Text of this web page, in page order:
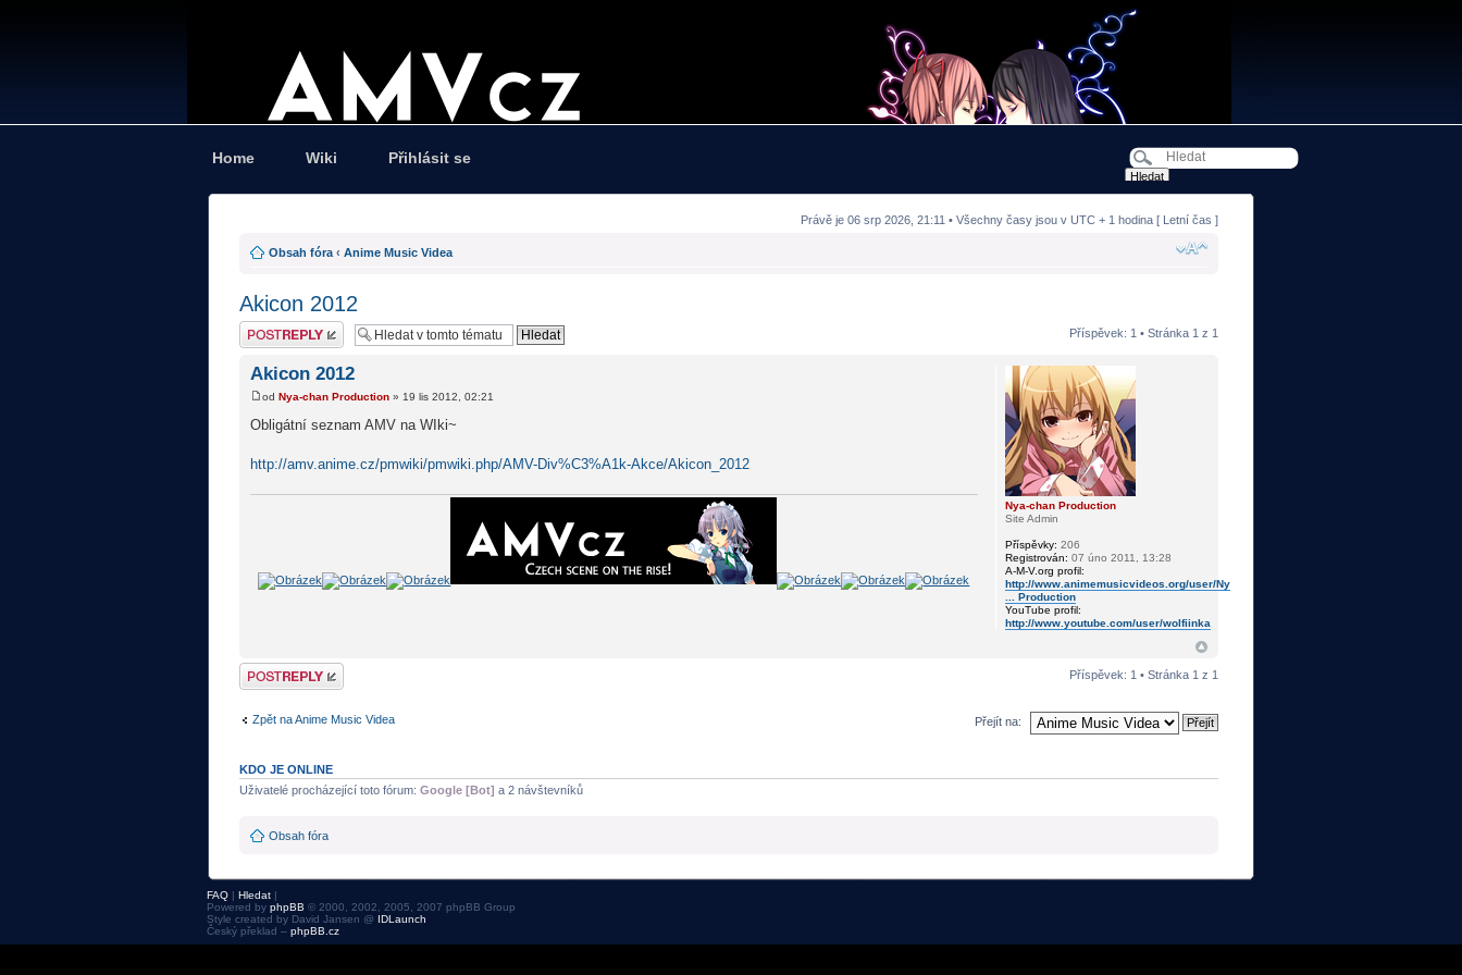
Home Wiki Přihlásit se
Právě je 06 srp 2026, 21:11 • Všechny časy jsou v UTC + 1 hodina [ Letní čas ]
Obsah fóra ‹ Anime Music Videa
Akicon 2012
Odeslat odpověď Příspěvek: 1 • Stránka 1 z 1
Akicon 2012
od Nya-chan Production » 19 lis 2012, 02:21
Obligátní seznam AMV na WIki~
http://amv.anime.cz/pmwiki/pmwiki.php/AMV-Div%C3%A1k-Akce/Akicon_2012
Nya-chan Production
Site Admin
Příspěvky: 206
Registrován: 07 úno 2011, 13:28
A-M-V.org profil:
http://www.animemusicvideos.org/user/Ny
... Production
YouTube profil:
http://www.youtube.com/user/wolfiinka
Odeslat odpověď Příspěvek: 1 • Stránka 1 z 1
Zpět na Anime Music Videa Přejít na:
KDO JE ONLINE
Uživatelé procházející toto fórum: Google [Bot] a 2 návštevníků
Obsah fóra
FAQ | Hledat |
Powered by phpBB © 2000, 2002, 2005, 2007 phpBB Group
Style created by David Jansen @ IDLaunch
Český překlad – phpBB.cz